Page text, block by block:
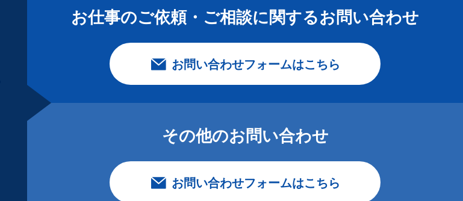
お仕事のご依頼・ご相談に関するお問い合わせ
お問い合わせフォームはこちら
その他のお問い合わせ
お問い合わせフォームはこちら